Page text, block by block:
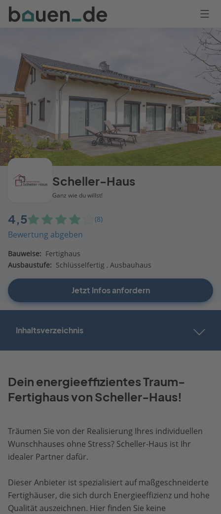
Bauen
Logo
Scheller-Haus
Ganz wie du willst!
4,5 (8)
Bewertung abgeben
Bauweise: Fertighaus
Ausbaustufe: Schlüsselfertig Ausbauhaus
Jetzt Infos anfordern
Inhaltsverzeichnis
Dein energieeffizientes Traum-
Fertighaus von Scheller-Haus!
Träumen Sie von der Realisierung Ihres individuellen
Wunschhauses ohne Stress? Scheller-Haus ist Ihr
idealer Partner dafür.
Dieser Anbieter ist spezialisiert auf maßgeschneiderte
Fertighäuser, die sich durch Energieeffizienz und hohe
Qualität auszeichnen. Hier finden Sie keine